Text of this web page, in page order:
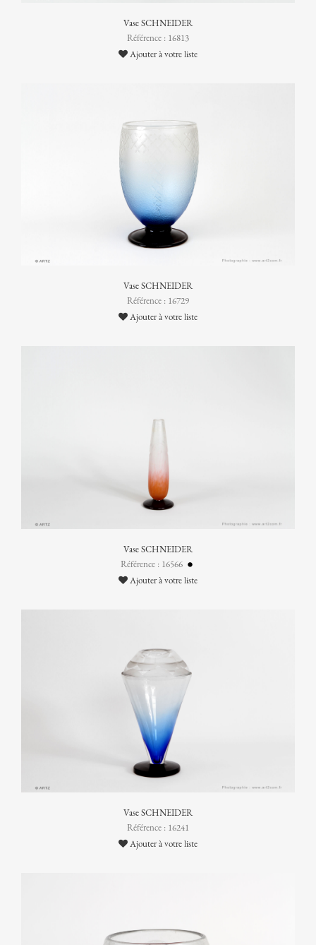
Vase SCHNEIDER
Référence : 16813
Ajouter à votre liste
Vase SCHNEIDER
Référence : 16729
Ajouter à votre liste
Vase SCHNEIDER
Référence : 16566
Ajouter à votre liste
Vase SCHNEIDER
Référence : 16241
Ajouter à votre liste